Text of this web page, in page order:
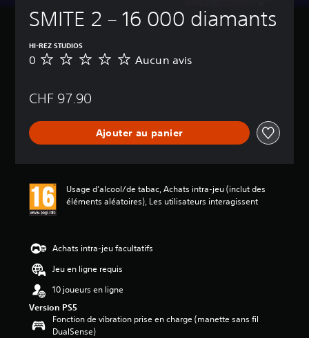
SMITE 2 – 16 000 diamants
HI-REZ STUDIOS
A
u
a
v
0 Aucun avis
CHF 97.90
Ajouter au panier
Usage d’alcool/de tabac, Achats intra-jeu (inclut des
éléments aléatoires), Les utilisateurs interagissent
Achats intra-jeu facultatifs
Jeu en ligne requis
10 joueurs en ligne
Version PS5
Fonction de vibration prise en charge (manette sans fil
DualSense)